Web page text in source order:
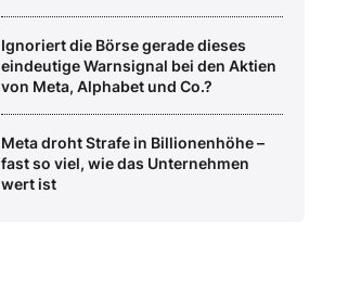
Ignoriert die Börse gerade dieses
eindeutige Warnsignal bei den Aktien
von Meta, Alphabet und Co.?
Meta droht Strafe in Billionenhöhe –
fast so viel, wie das Unternehmen
wert ist